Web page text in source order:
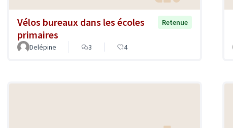
Vélos bureaux dans les écoles
primaires
Retenue
Delépine 3 4